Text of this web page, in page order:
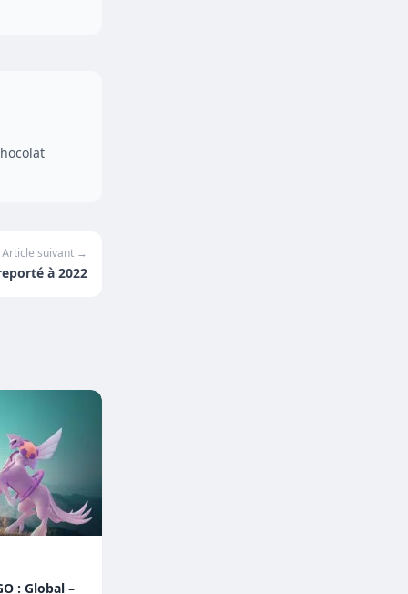
Article suivant →
à 2022
: Global –